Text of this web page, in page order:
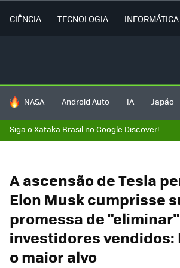
CIÊNCIA TECNOLOGIA INFORMÁTICA
TENDÊNCIAS DO DIA
NASA Android Auto IA Japão
Siga o Xataka Brasil no Google Discover!
A ascensão de Tesla
Elon Musk cumprisse
promessa de
investidores vendidos:
o maior alvo